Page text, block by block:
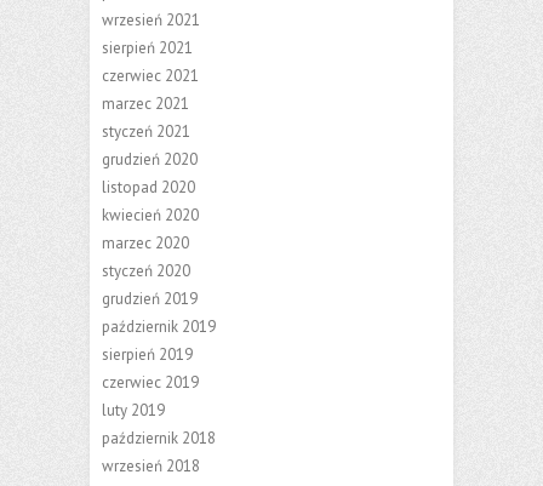
wrzesień 2021
sierpień 2021
czerwiec 2021
marzec 2021
styczeń 2021
grudzień 2020
listopad 2020
kwiecień 2020
marzec 2020
styczeń 2020
grudzień 2019
październik 2019
sierpień 2019
czerwiec 2019
luty 2019
październik 2018
wrzesień 2018